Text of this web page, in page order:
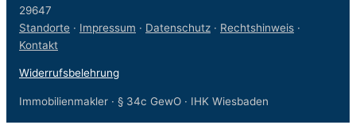
29647
Standorte · Impressum · Datenschutz · Rechtshinweis ·
Kontakt
Widerrufsbelehrung
Immobilienmakler · § 34c GewO · IHK Wiesbaden